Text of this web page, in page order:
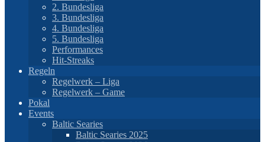
2. Bundesliga
3. Bundesliga
4. Bundesliga
5. Bundesliga
Performances
Hit-Streaks
Regeln
Regelwerk – Liga
Regelwerk – Game
Pokal
Events
Baltic Searies
Baltic Searies 2025